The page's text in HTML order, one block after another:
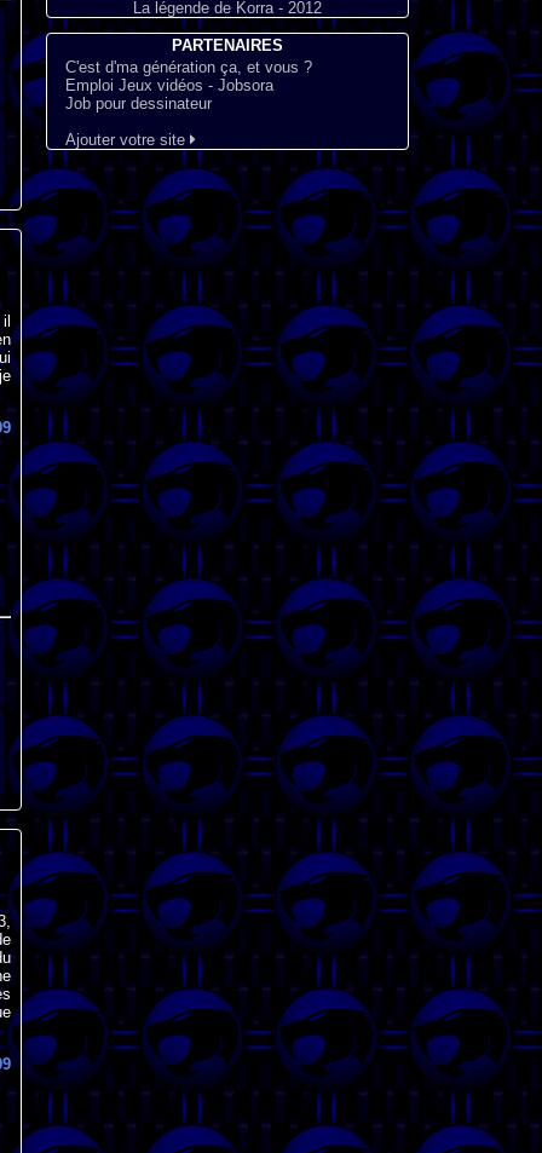
La légende de Korra - 2012
PARTENAIRES
C'est d'ma génération ça, et vous ?
Emploi Jeux vidéos - Jobsora
Job pour dessinateur
Ajouter votre site